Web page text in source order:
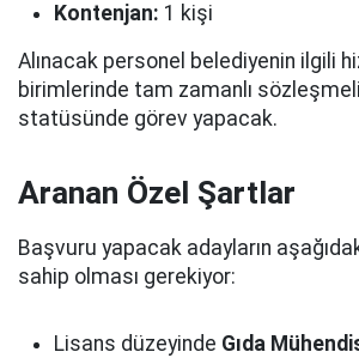
Kontenjan: 1 kişi
Alınacak personel belediyenin ilgili
birimlerinde tam zamanlı
statüsünde görev yapacak.
Aranan Özel Şartlar
Başvuru yapacak adayların
sahip olması gerekiyor:
Lisans düzeyinde Gıda